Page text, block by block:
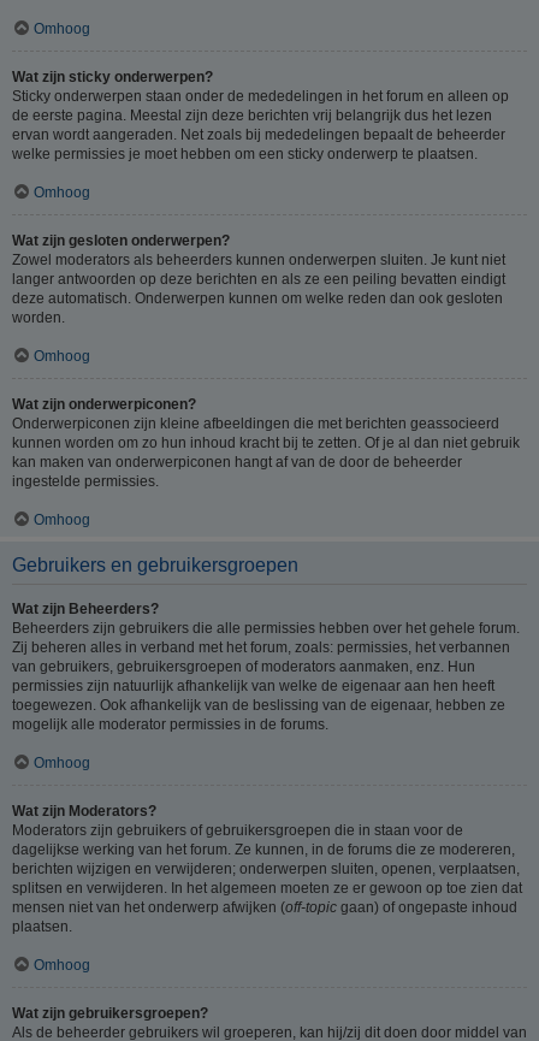
Omhoog
Wat zijn sticky onderwerpen?
Sticky onderwerpen staan onder de mededelingen in het forum en alleen op
de eerste pagina. Meestal zijn deze berichten vrij belangrijk dus het lezen
ervan wordt aangeraden. Net zoals bij mededelingen bepaalt de beheerder
welke permissies je moet hebben om een sticky onderwerp te plaatsen.
Omhoog
Wat zijn gesloten onderwerpen?
Zowel moderators als beheerders kunnen onderwerpen sluiten. Je kunt niet
langer antwoorden op deze berichten en als ze een peiling bevatten eindigt
deze automatisch. Onderwerpen kunnen om welke reden dan ook gesloten
worden.
Omhoog
Wat zijn onderwerpiconen?
Onderwerpiconen zijn kleine afbeeldingen die met berichten geassocieerd
kunnen worden om zo hun inhoud kracht bij te zetten. Of je al dan niet gebruik
kan maken van onderwerpiconen hangt af van de door de beheerder
ingestelde permissies.
Omhoog
Gebruikers en gebruikersgroepen
Wat zijn Beheerders?
Beheerders zijn gebruikers die alle permissies hebben over het gehele forum.
Zij beheren alles in verband met het forum, zoals: permissies, het verbannen
van gebruikers, gebruikersgroepen of moderators aanmaken, enz. Hun
permissies zijn natuurlijk afhankelijk van welke de eigenaar aan hen heeft
toegewezen. Ook afhankelijk van de beslissing van de eigenaar, hebben ze
mogelijk alle moderator permissies in de forums.
Omhoog
Wat zijn Moderators?
Moderators zijn gebruikers of gebruikersgroepen die in staan voor de
dagelijkse werking van het forum. Ze kunnen, in de forums die ze modereren,
berichten wijzigen en verwijderen; onderwerpen sluiten, openen, verplaatsen,
splitsen en verwijderen. In het algemeen moeten ze er gewoon op toe zien dat
mensen niet van het onderwerp afwijken (off-topic gaan) of ongepaste inhoud
plaatsen.
Omhoog
Wat zijn gebruikersgroepen?
Als de beheerder gebruikers wil groeperen, kan hij/zij dit doen door middel van